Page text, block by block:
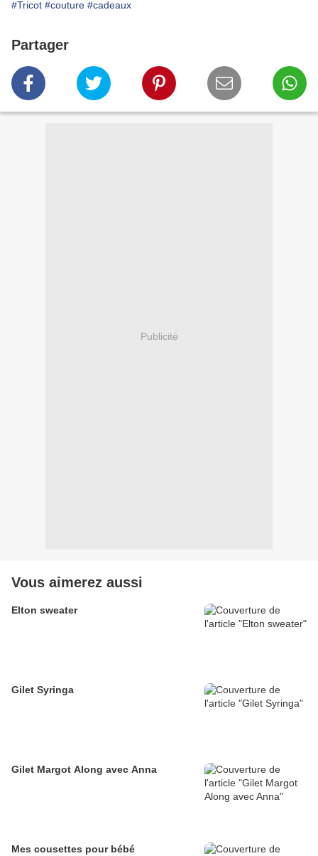
#Tricot #couture #cadeaux
Partager
Publicité
Vous aimerez aussi
Elton sweater
Gilet Syringa
Gilet Margot Along avec Anna
Mes cousettes pour bébé